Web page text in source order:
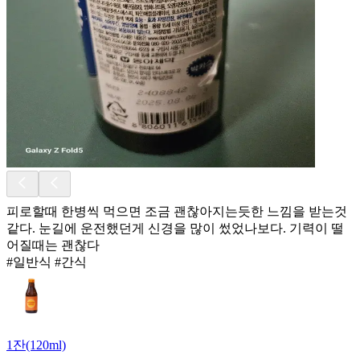
피로할때 한병씩 먹으면 조금 괜찮아지는듯한 느낌을 받는것
같다. 눈길에 운전했던게 신경을 많이 썼었나보다. 기력이 떨
어질때는 괜찮다
#일반식 #간식
1잔(120ml)